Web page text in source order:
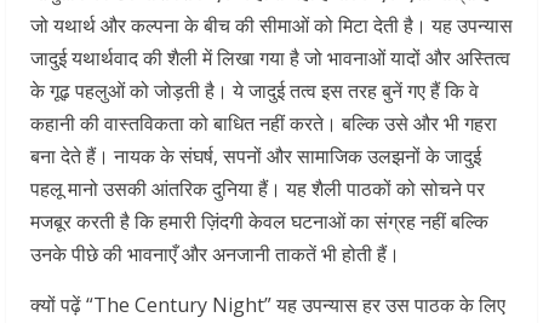
जो यथार्थ और कल्पना के बीच की सीमाओं को मिटा देती है। यह उपन्यास
जादुई यथार्थवाद की शैली में लिखा गया है जो भावनाओं यादों और अस्तित्व
के गूढ़ पहलुओं को जोड़ती है। ये जादुई तत्व इस तरह बुनें गए हैं कि वे
कहानी की वास्तविकता को बाधित नहीं करते। बल्कि उसे और भी गहरा
बना देते हैं। नायक के संघर्ष, सपनों और सामाजिक उलझनों के जादुई
पहलू मानो उसकी आंतरिक दुनिया हैं। यह शैली पाठकों को सोचने पर
मजबूर करती है कि हमारी ज़िंदगी केवल घटनाओं का संग्रह नहीं बल्कि
उनके पीछे की भावनाएँ और अनजानी ताकतें भी होती हैं।
क्यों पढ़ें “The Century Night” यह उपन्यास हर उस पाठक के लिए